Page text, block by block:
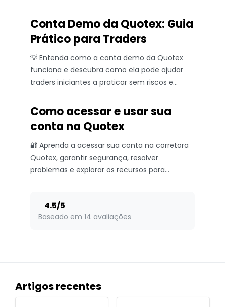
Conta Demo da Quotex: Guia
Prático para Traders
💡 Entenda como a conta demo da Quotex
funciona e descubra como ela pode ajudar
traders iniciantes a praticar sem riscos e
Como acessar e usar sua
conta na Quotex
🔐 Aprenda a acessar sua conta na corretora
Quotex, garantir segurança, resolver
problemas e explorar os recursos para
4.5/5
Baseado em 14 avaliações
Artigos recentes